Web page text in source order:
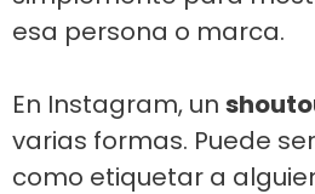
esa persona o marca.
En Instagram, un
varias formas. Puede
como etiquetar a